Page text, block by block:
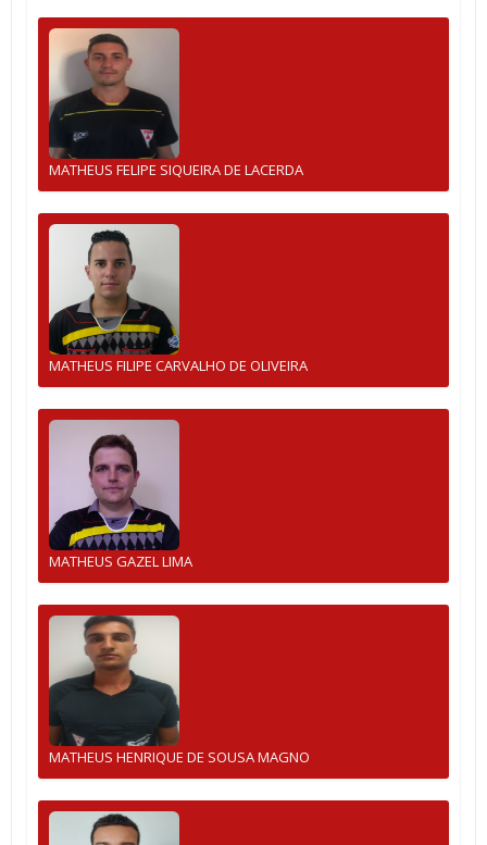
MATHEUS FELIPE SIQUEIRA DE LACERDA
MATHEUS FILIPE CARVALHO DE OLIVEIRA
MATHEUS GAZEL LIMA
MATHEUS HENRIQUE DE SOUSA MAGNO